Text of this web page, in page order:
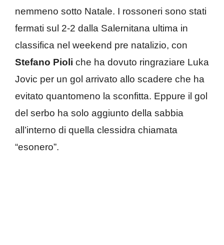
nemmeno sotto Natale. I rossoneri sono stati
fermati sul 2-2 dalla Salernitana ultima in
classifica nel weekend pre natalizio, con
Stefano Pioli che ha dovuto ringraziare Luka
Jovic per un gol arrivato allo scadere che ha
evitato quantomeno la sconfitta. Eppure il gol
del serbo ha solo aggiunto della sabbia
all’interno di quella clessidra chiamata
“esonero”.